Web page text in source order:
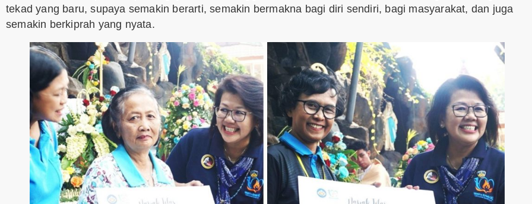
tekad yang baru, supaya semakin berarti, semakin bermakna bagi diri sendiri, bagi masyarakat, dan juga
semakin berkiprah yang nyata.